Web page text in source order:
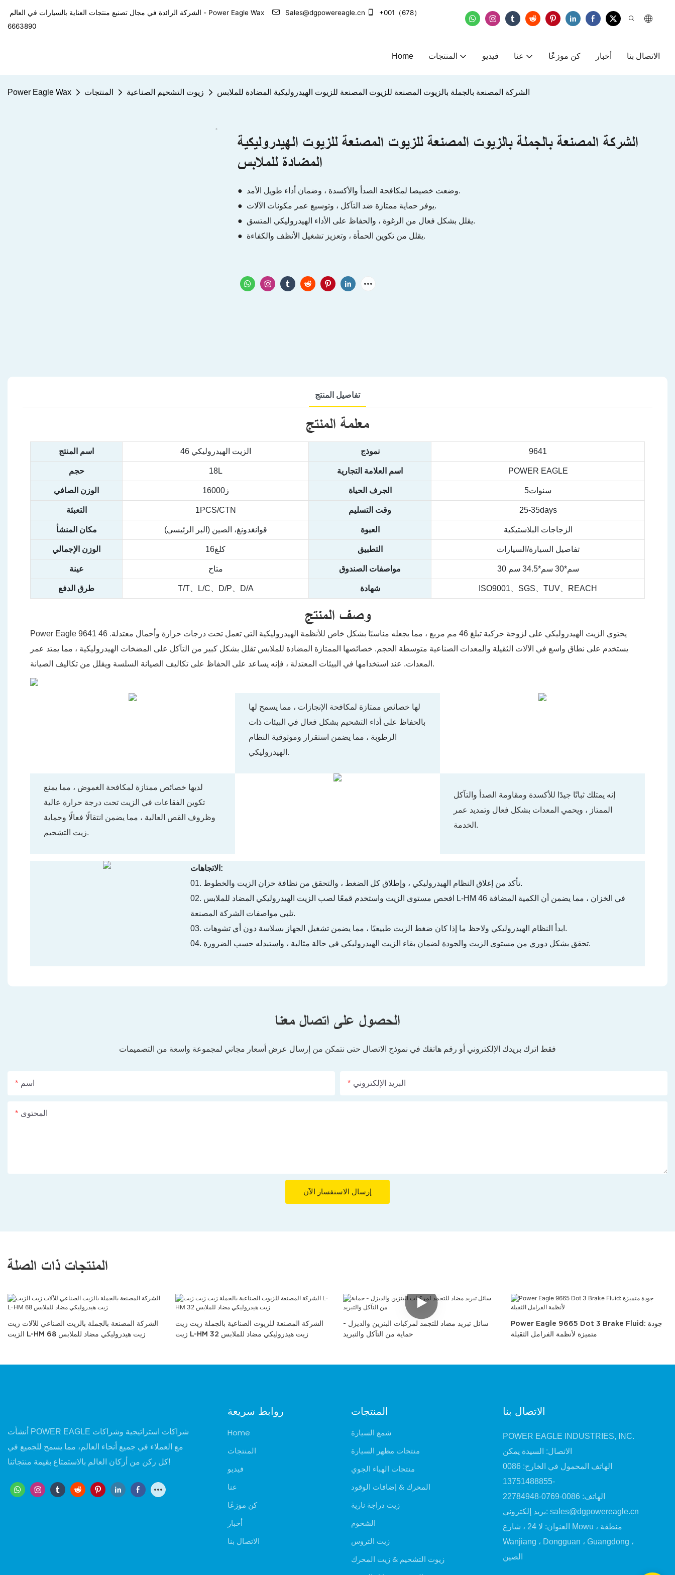
الشركة الرائدة في مجال تصنيع منتجات العناية بالسيارات في العالم - Power Eagle Wax Sales@dgpowereagle.cn
+001（678）
6663890
Home المنتجات فيديو عنا كن موزعًا أخبار الاتصال بنا
Power Eagle Wax المنتجات زيوت التشحيم الصناعية الشركة المصنعة بالجملة بالزيوت المصنعة للزيوت المصنعة للزيوت الهيدروليكية المضادة للملابس
الشركة المصنعة بالجملة بالزيوت المصنعة للزيوت المصنعة للزيوت الهيدروليكية
المضادة للملابس
● وضعت خصيصا لمكافحة الصدأ والأكسدة ، وضمان أداء طويل الأمد.
● يوفر حماية ممتازة ضد التآكل ، وتوسيع عمر مكونات الآلات.
● يقلل بشكل فعال من الرغوة ، والحفاظ على الأداء الهيدروليكي المتسق.
● يقلل من تكوين الحمأة ، وتعزيز تشغيل الأنظف والكفاءة.
تفاصيل المنتج
معلمة المنتج
اسم المنتج الزيت الهيدروليكي 46 نموذج 9641
حجم 18L اسم العلامة التجارية POWER EAGLE
الوزن الصافي ز16000 الجرف الحياة سنوات5
التعبئة 1PCS/CTN وقت التسليم 25-35days
مكان المنشأ قوانغدونغ، الصين (البر الرئيسي) العبوة الزجاجات البلاستيكية
الوزن الإجمالي كلغ16 التطبيق تفاصيل السيارة/السيارات
عينة متاح مواصفات الصندوق 30 سم*30 سم*34.5 سم
طرق الدفع T/T、L/C、D/P、D/A شهادة ISO9001、SGS、TUV、REACH
وصف المنتج
Power Eagle 9641 46 يحتوي الزيت الهيدروليكي على لزوجة حركية تبلغ 46 مم مربع ، مما يجعله مناسبًا بشكل خاص للأنظمة الهيدروليكية التي تعمل تحت درجات حرارة وأحمال معتدلة.
يستخدم على نطاق واسع في الآلات الثقيلة والمعدات الصناعية متوسطة الحجم. خصائصها الممتازة المضادة للملابس تقلل بشكل كبير من التآكل على المضخات الهيدروليكية ، مما يمتد عمر
المعدات. عند استخدامها في البيئات المعتدلة ، فإنه يساعد على الحفاظ على تكاليف الصيانة السلسة ويقلل من تكاليف الصيانة.
لها خصائص ممتازة لمكافحة الإنجازات ، مما يسمح لها
بالحفاظ على أداء التشحيم بشكل فعال في البيئات ذات
الرطوبة ، مما يضمن استقرار وموثوقية النظام
الهيدروليكي.
لديها خصائص ممتازة لمكافحة الغموض ، مما يمنع
تكوين الفقاعات في الزيت تحت درجة حرارة عالية
وظروف القص العالية ، مما يضمن انتقالًا فعالًا وحماية
زيت التشحيم.
إنه يمتلك ثباتًا جيدًا للأكسدة ومقاومة الصدأ والتآكل
الممتاز ، ويحمي المعدات بشكل فعال وتمديد عمر
الخدمة.
الاتجاهات:
01. تأكد من إغلاق النظام الهيدروليكي ، وإطلاق كل الضغط ، والتحقق من نظافة خزان الزيت والخطوط.
02. افحص مستوى الزيت واستخدم قمعًا لصب الزيت الهيدروليكي المضاد للملابس L-HM 46 في الخزان ، مما يضمن أن الكمية المضافة
تلبي مواصفات الشركة المصنعة.
03. ابدأ النظام الهيدروليكي ولاحظ ما إذا كان ضغط الزيت طبيعيًا ، مما يضمن تشغيل الجهاز بسلاسة دون أي تشوهات.
04. تحقق بشكل دوري من مستوى الزيت والجودة لضمان بقاء الزيت الهيدروليكي في حالة مثالية ، واستبدله حسب الضرورة.
الحصول على اتصال معنا
فقط اترك بريدك الإلكتروني أو رقم هاتفك في نموذج الاتصال حتى نتمكن من إرسال عرض أسعار مجاني لمجموعة واسعة من التصميمات
اسم البريد الإلكتروني
المحتوى
إرسال الاستفسار الآن
المنتجات ذات الصلة
الشركة المصنعة بالجملة بالزيت الصناعي للآلات زيت
الزيت L-HM 68 زيت هيدروليكي مضاد للملابس
الشركة المصنعة للزيوت الصناعية بالجملة زيت زيت
زيت L-HM 32 زيت هيدروليكي مضاد للملابس
سائل تبريد مضاد للتجمد لمركبات البنزين والديزل -
حماية من التآكل والتبريد
Power Eagle 9665 Dot 3 Brake Fluid: جودة
متميزة لأنظمة الفرامل الثقيلة
أنشأت POWER EAGLE شراكات استراتيجية وشراكات
مع العملاء في جميع أنحاء العالم، مما يسمح للجميع في
كل ركن من أركان العالم بالاستمتاع بقيمة منتجاتنا!
روابط سريعة
Home
المنتجات
فيديو
عنا
كن موزعًا
أخبار
الاتصال بنا
المنتجات
شمع السيارة
منتجات مظهر السيارة
منتجات الهباء الجوي
المحرك & إضافات الوقود
زيت دراجة نارية
الشحوم
زيت التروس
زيوت التشحيم & زيت المحرك
الاتصال بنا
POWER EAGLE INDUSTRIES, INC.
الاتصال: السيدة يمكن
الهاتف المحمول في الخارج: 0086
-13751488855
الهاتف: 0086-0769-22784948
بريد إلكتروني: sales@dgpowereagle.cn
العنوان: لا 24 ، شارع Mowu ، منطقة
Wanjiang ، Dongguan ، Guangdong ،
الصين